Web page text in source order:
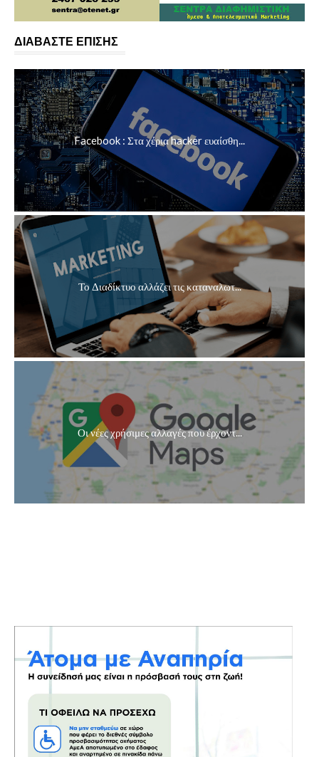
ΔΙΑΒΑΣΤΕ ΕΠΙΣΗΣ
Facebook : Στα χέρια hacker ευαίσθη...
Το Διαδίκτυο αλλάζει τις καταναλωτ...
Οι νέες χρήσιμες αλλαγές που έρχοντ...